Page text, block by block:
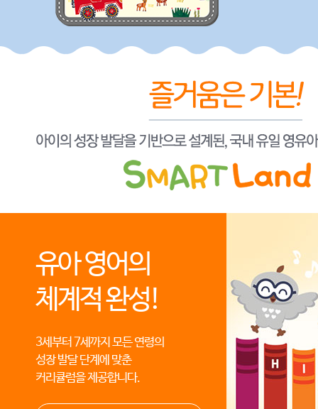
유아 영어의
체계적 완성!
3세부터 7세까지 모든 연령의
성장 발달 단계에 맞춘
커리큘럼을 제공합니다.